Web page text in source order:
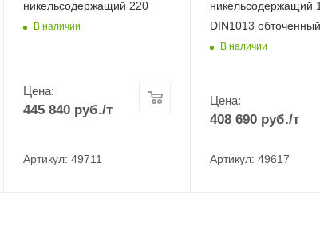
никельсодержащий 220
В наличии
Цена:
445 840руб./т
Артикул: 49711
никельсодержащий
DIN1013 обточенный
В наличии
Цена:
408 690 руб./т
Артикул: 49617